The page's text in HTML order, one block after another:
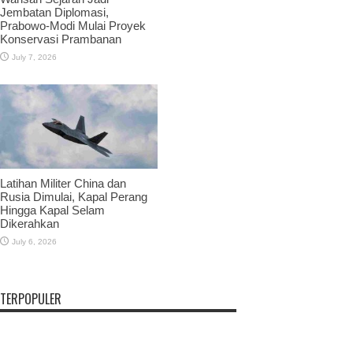
Jembatan Diplomasi,
Prabowo-Modi Mulai Proyek
Konservasi Prambanan
July 7, 2026
Latihan Militer China dan
Rusia Dimulai, Kapal Perang
Hingga Kapal Selam
Dikerahkan
July 6, 2026
TERPOPULER